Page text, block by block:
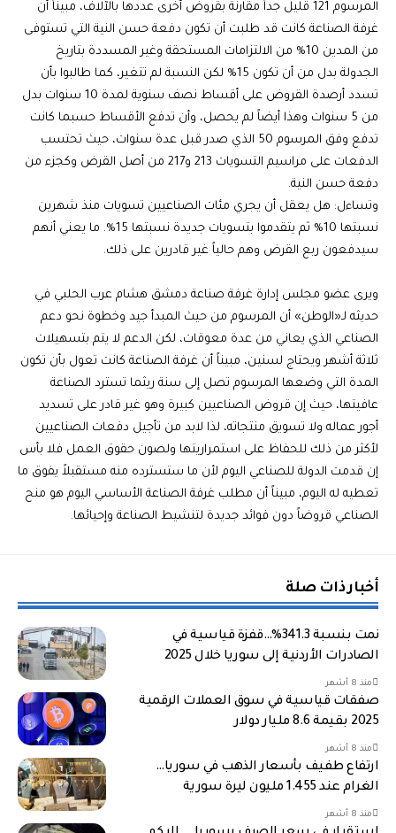
المرسوم 121 قليل جداً مقارنة بقروض أخرى عددها بالآلاف، مبيناً أن
غرفة الصناعة كانت قد طلبت أن تكون دفعة حسن النية التي تستوفى
من المدين 10% من الالتزامات المستحقة وغير المسددة بتاريخ
الجدولة بدل من أن تكون 15% لكن النسبة لم تتغير، كما طالبوا بأن
تسدد أرصدة القروض على أقساط نصف سنوية لمدة 10 سنوات بدل
من 5 سنوات وهذا أيضاً لم يحصل، وأن تدفع الأقساط حسبما كانت
تدفع وفق المرسوم 50 الذي صدر قبل عدة سنوات، حيث تحتسب
الدفعات على مراسيم التسويات 213 و217 من أصل القرض وكجزء من
دفعة حسن النية.
وتساءل: هل يعقل أن يجري مئات الصناعيين تسويات منذ شهرين
نسبتها 10% ثم يتقدموا بتسويات جديدة نسبتها 15%. ما يعني أنهم
سيدفعون ربع القرض وهم حالياً غير قادرين على ذلك.
ويرى عضو مجلس إدارة غرفة صناعة دمشق هشام عرب الحلبي في
حديثه لـ«الوطن» أن المرسوم من حيث المبدأ جيد وخطوة نحو دعم
الصناعي الذي يعاني من عدة معوقات، لكن الدعم لا يتم بتسهيلات
ثلاثة أشهر ويحتاج لسنين، مبيناً أن غرفة الصناعة كانت تعول بأن تكون
المدة التي وضعها المرسوم تصل إلى سنة ريثما تسترد الصناعة
عافيتها، حيث إن قروض الصناعيين كبيرة وهو غير قادر على تسديد
أجور عماله ولا تسويق منتجاته، لذا لابد من تأجيل دفعات الصناعيين
لأكثر من ذلك للحفاظ على استمراريتها ولصون حقوق العمل فلا بأس
إن قدمت الدولة للصناعي اليوم لأن ما ستسترده منه مستقبلاً يفوق ما
تعطيه له اليوم، مبيناً أن مطلب غرفة الصناعة الأساسي اليوم هو منح
الصناعي قروضاً دون فوائد جديدة لتنشيط الصناعة وإحيائها.
أخبار ذات صلة
نمت بنسبة 341.3%…قفزة قياسية في
الصادرات الأردنية إلى سوريا خلال 2025
منذ 8 أشهر
صفقات قياسية في سوق العملات الرقمية
2025 بقيمة 8.6 مليار دولار
منذ 8 أشهر
ارتفاع طفيف بأسعار الذهب في سوريا…
الغرام عند 1.455 مليون ليرة سورية
منذ 8 أشهر